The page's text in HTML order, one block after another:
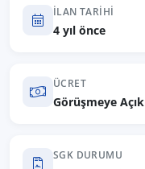
İLAN TARIHI
4 yıl önce
ÜCRET
Görüşmeye Açık
SGK DURUMU